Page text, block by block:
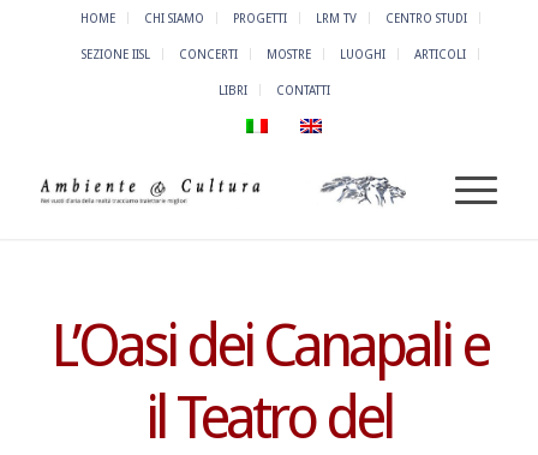
HOME CHI SIAMO PROGETTI LRM TV CENTRO STUDI
SEZIONE IISL CONCERTI MOSTRE LUOGHI ARTICOLI
LIBRI CONTATTI
L’Oasi dei Canapali e
il Teatro del